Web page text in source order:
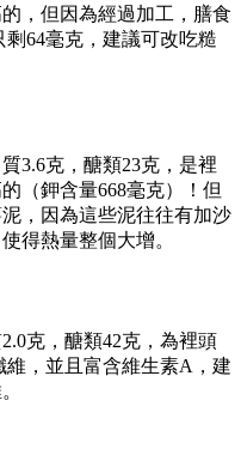
，但因為經過加工，膳食
64毫克，建議可改吃糙
3.6克，醣類23克，是裡
（鉀含量668毫克）！但
，因為這些泥往往有加沙
得熱量整個大增。
克，醣類42克，為裡頭
維，並且富含維生素A，建